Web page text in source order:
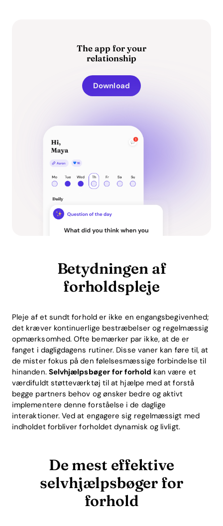
The app for your
relationship
Download
Betydningen af
forholdspleje
Pleje af et sundt forhold er ikke en engangsbegivenhed;
det kræver kontinuerlige bestræbelser og regelmæssig
opmærksomhed. Ofte bemærker par ikke, at de er
fanget i dagligdagens rutiner. Disse vaner kan føre til, at
de mister fokus på den følelsesmæssige forbindelse til
hinanden. Selvhjælpsbøger for forhold kan være et
værdifuldt støtteværktøj til at hjælpe med at forstå
begge partners behov og ønsker bedre og aktivt
implementere denne forståelse i de daglige
interaktioner. Ved at engagere sig regelmæssigt med
indholdet forbliver forholdet dynamisk og livligt.
De mest effektive
selvhjælpsbøger for
forhold